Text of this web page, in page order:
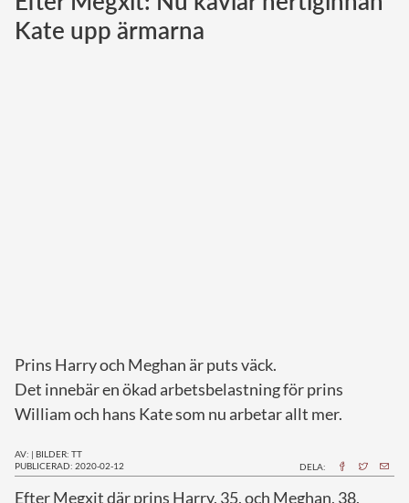
Norska kungahuset
Kate upp ärmarna
Prins Harry och Meghan är puts väck.
Det innebär en ökad arbetsbelastning för prins
William och hans Kate som nu arbetar allt mer.
AV: | BILDER: TT
PUBLICERAD: 2020-02-12
DELA:
Efter Megxit där prins Harry, 35, och Meghan, 38,